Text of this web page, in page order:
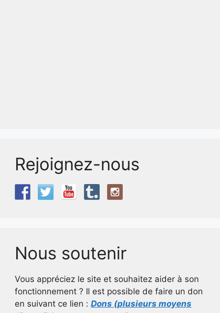
Rejoignez-nous
Nous soutenir
Vous appréciez le site et souhaitez aider à son
fonctionnement ? Il est possible de faire un don
en suivant ce lien : Dons (plusieurs moyens